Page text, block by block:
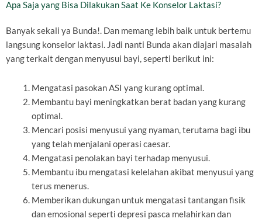
Apa Saja yang Bisa Dilakukan Saat Ke Konselor Laktasi?
Banyak sekali ya Bunda!. Dan memang lebih baik untuk bertemu
langsung konselor laktasi. Jadi nanti Bunda akan diajari masalah
yang terkait dengan menyusui bayi, seperti berikut ini:
Mengatasi pasokan ASI yang kurang optimal.
Membantu bayi meningkatkan berat badan yang kurang
optimal.
Mencari posisi menyusui yang nyaman, terutama bagi ibu
yang telah menjalani operasi caesar.
Mengatasi penolakan bayi terhadap menyusui.
Membantu ibu mengatasi kelelahan akibat menyusui yang
terus menerus.
Memberikan dukungan untuk mengatasi tantangan fisik
dan emosional seperti depresi pasca melahirkan dan